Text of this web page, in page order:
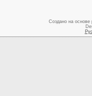
Создано на основе